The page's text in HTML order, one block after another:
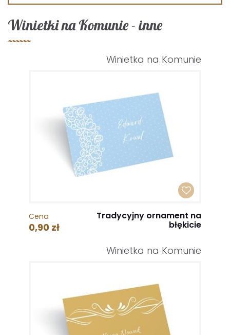
Winietki na Komunie - inne
Winietka na Komunie
Cena
0,90 zł
Tradycyjny ornament na
błękicie
Winietka na Komunie